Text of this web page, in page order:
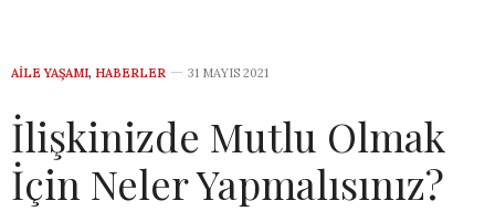
AILE YAŞAMI, HABERLER 31 MAYIS 2021
İlişkinizde Mutlu Olmak
İçin Neler Yapmalısınız?